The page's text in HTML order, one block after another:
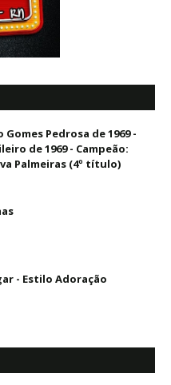
Pedrosa de 1969 -
de 1969 - Campeão:
Palmeiras (4º título)
- Estilo Adoração